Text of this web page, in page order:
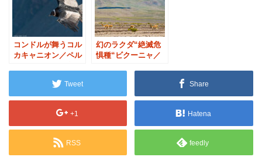
コンドルが舞うコル
カキャニオン／ペル
幻のラクダ“絶滅危
惧種“ビクーニャ／
Tweet Share
+1 Hatena
RSS feedly